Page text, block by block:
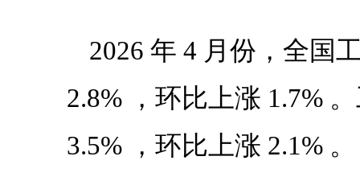
2026 年 4 月份，全国
2.8%
，环比上涨 1.7%
3.5%
，环比上涨 2.1% 。